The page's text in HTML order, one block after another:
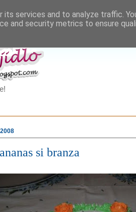
si branza
services and to analyze traffic.
and security metrics to ensure